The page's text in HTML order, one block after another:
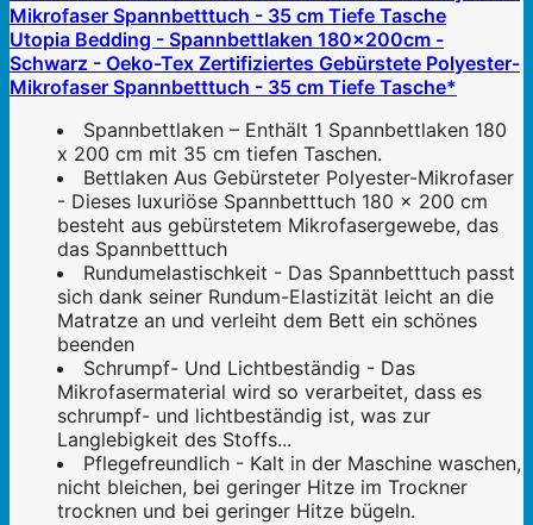
Utopia Bedding - Spannbettlaken 180x200cm -
Schwarz - Oeko-Tex Zertifiziertes Gebürstete Polyester-
Mikrofaser Spannbetttuch - 35 cm Tiefe Tasche*
Spannbettlaken – Enthält 1 Spannbettlaken 180
x 200 cm mit 35 cm tiefen Taschen.
Bettlaken Aus Gebürsteter Polyester-Mikrofaser
- Dieses luxuriöse Spannbetttuch 180 x 200 cm
besteht aus gebürstetem Mikrofasergewebe, das
das Spannbetttuch
Rundumelastischkeit - Das Spannbetttuch passt
sich dank seiner Rundum-Elastizität leicht an die
Matratze an und verleiht dem Bett ein schönes
beenden
Schrumpf- Und Lichtbeständig - Das
Mikrofasermaterial wird so verarbeitet, dass es
schrumpf- und lichtbeständig ist, was zur
Langlebigkeit des Stoffs...
Pflegefreundlich - Kalt in der Maschine waschen,
nicht bleichen, bei geringer Hitze im Trockner
trocknen und bei geringer Hitze bügeln.